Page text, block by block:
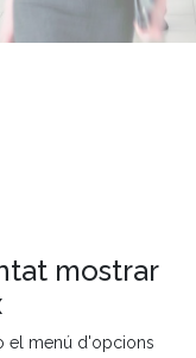
mostrar
el menú d'opcions